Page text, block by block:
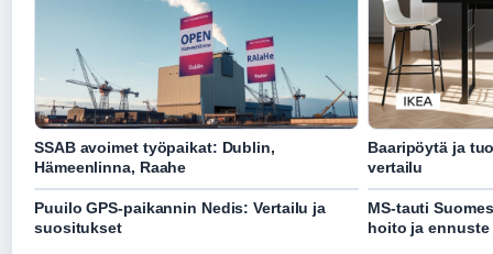
SSAB avoimet työpaikat: Dublin,
Hämeenlinna, Raahe
Baaripöytä ja
vertailu
Puuilo GPS-paikannin Nedis: Vertailu ja
suositukset
MS-tauti
hoito ja ennuste